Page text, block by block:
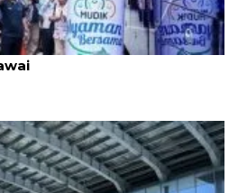
1.126 peserta di program